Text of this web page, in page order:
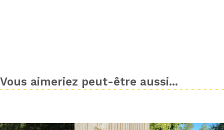
Vous aimeriez peut-être aussi...